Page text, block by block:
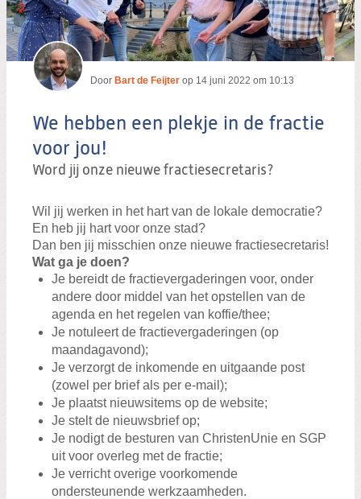
Zoeken
Door Bart de Feijter op 14 juni 2022 om 10:13
We hebben een plekje in de fractie
voor jou!
Word jij onze nieuwe fractiesecretaris?
Wil jij werken in het hart van de lokale democratie?
En heb jij hart voor onze stad?
Dan ben jij misschien onze nieuwe fractiesecretaris!
Wat ga je doen?
Je bereidt de fractievergaderingen voor, onder
andere door middel van het opstellen van de
agenda en het regelen van koffie/thee;
Je notuleert de fractievergaderingen (op
maandagavond);
Je verzorgt de inkomende en uitgaande post
(zowel per brief als per e-mail);
Je plaatst nieuwsitems op de website;
Je stelt de nieuwsbrief op;
Je nodigt de besturen van ChristenUnie en SGP
uit voor overleg met de fractie;
Je verricht overige voorkomende
ondersteunende werkzaamheden.